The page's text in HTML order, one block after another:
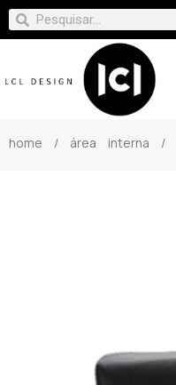
home / área interna /